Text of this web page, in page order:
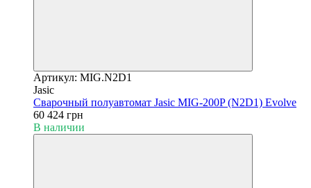
Артикул: MIG.N2D1
Jasic
Сварочный полуавтомат Jasic MIG-200P (N2D1) Evolve
60 424 грн
В наличии